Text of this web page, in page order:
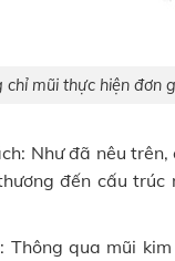
chỉ mũi thực hiện đơn
Như đã nêu
đến cấu
Thông qua mũi